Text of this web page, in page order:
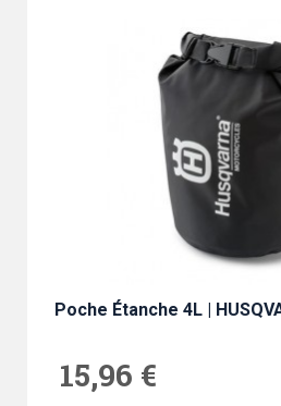
Poche Étanche 4L |
15,96 €